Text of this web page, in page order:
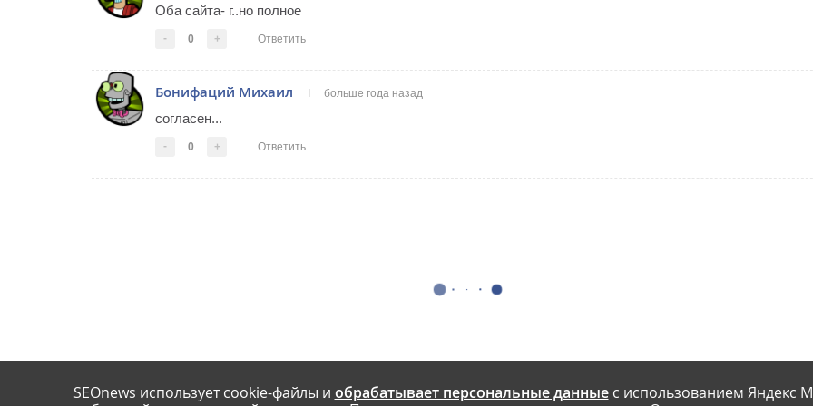
Оба сайта- г..но полное
- 0 + Ответить
Бонифаций Михаил больше года назад
согласен...
- 0 + Ответить
SEOnews использует cookie-файлы и обрабатывает персональные данныес использованием Яндекс